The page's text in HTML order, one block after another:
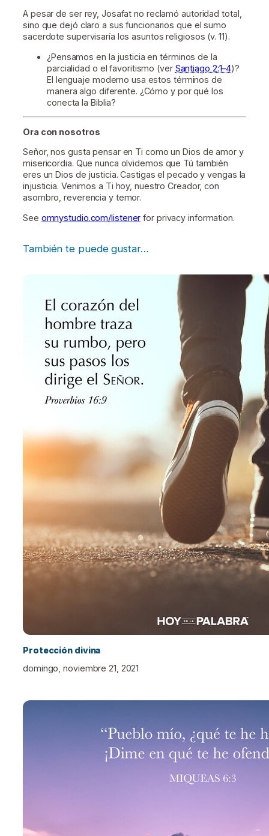
A pesar de ser rey, Josafat no reclamó autoridad total,
sino que dejó claro a sus funcionarios que el sumo
sacerdote supervisaría los asuntos religiosos (v. 11).
¿Pensamos en la justicia en términos de la
parcialidad o el favoritismo (ver Santiago 2:1–4)?
El lenguaje moderno usa estos términos de
manera algo diferente. ¿Cómo y por qué los
conecta la Biblia?
Ora con nosotros
Señor, nos gusta pensar en Ti como un Dios de amor y
misericordia. Que nunca olvidemos que Tú también
eres un Dios de justicia. Castigas el pecado y vengas la
injusticia. Venimos a Ti hoy, nuestro Creador, con
asombro, reverencia y temor.
See omnystudio.com/listener for privacy information.
También te puede gustar…
Protección divina
domingo, noviembre 21, 2021